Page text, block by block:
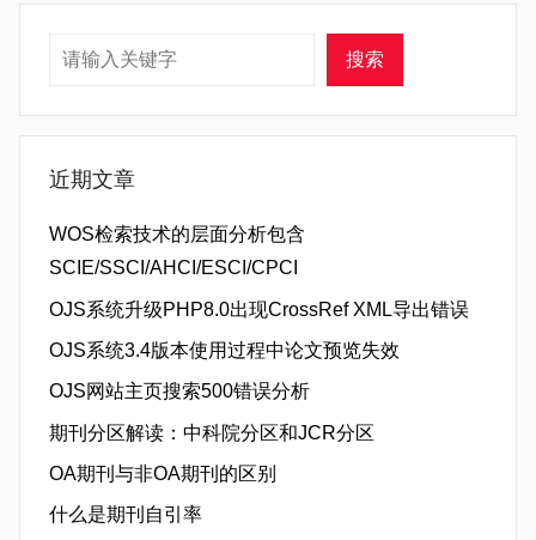
搜索
搜索
近期文章
WOS检索技术的层面分析包含
SCIE/SSCI/AHCI/ESCI/CPCI
OJS系统升级PHP8.0出现CrossRef XML导出错误
OJS系统3.4版本使用过程中论文预览失效
OJS网站主页搜索500错误分析
期刊分区解读：中科院分区和JCR分区
OA期刊与非OA期刊的区别
什么是期刊自引率